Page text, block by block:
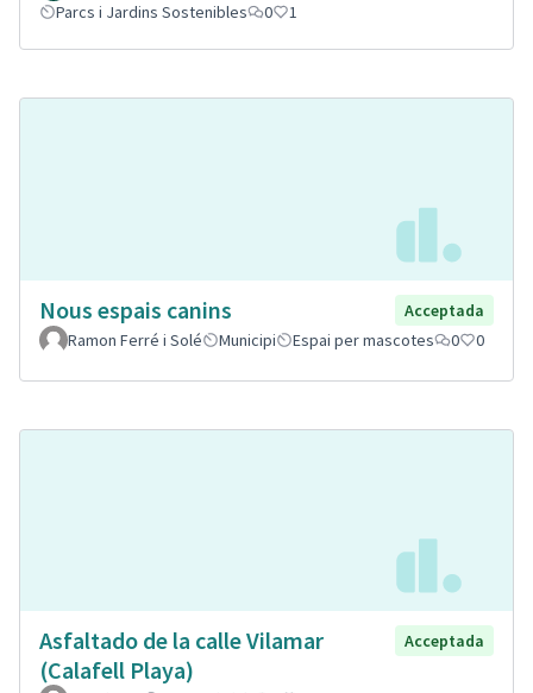
Parcs i Jardins Sostenibles
0 1
Nous espais canins
Acceptada
Ramon Ferré i Solé
Municipi Espai per mascotes 0 0
Asfaltado de la calle Vilamar
(Calafell Playa)
Acceptada